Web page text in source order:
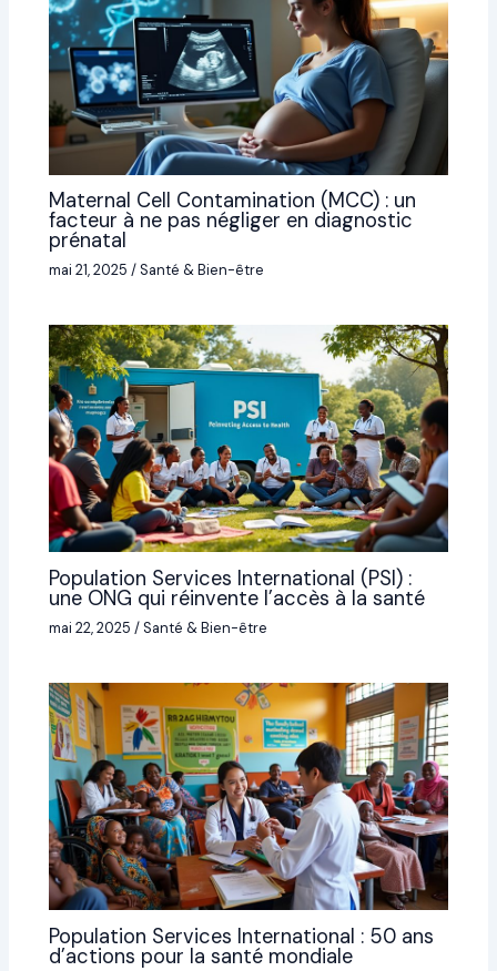
Maternal Cell Contamination (MCC) : un
facteur à ne pas négliger en diagnostic
prénatal
mai 21, 2025/Santé & Bien-être
Population Services International (PSI) :
une ONG qui réinvente l’accès à la santé
mai 22, 2025/Santé & Bien-être
Population Services International : 50 ans
d’actions pour la santé mondiale